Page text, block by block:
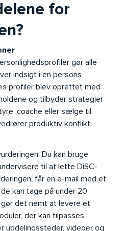
for
gør alle
indsigt i en persons
profiler blev oprettet med
og tilbyder strategier
coache eller sælge til
produktiv konflikt.
Du kan bruge
til at lette DiSC-
får en e-mail med et
kan tage på under 20
det nemt at levere et
der kan tilpasses,
uddelingssteder, videoer og